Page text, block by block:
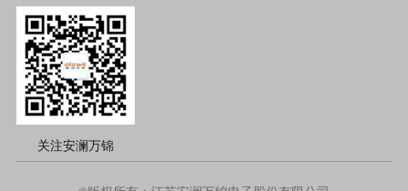
关注安澜万锦